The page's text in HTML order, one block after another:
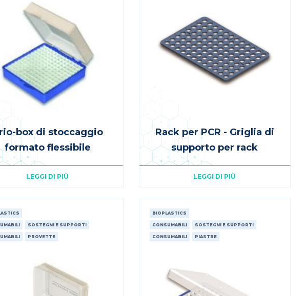
box di stoccaggio
formato flessibile
LEGGI DI PIÙ
Rack per PCR - Griglia di
supporto per rack
LEGGI DI PIÙ
SOSTEGNI E SUPPORTI
PROVETTE
BIOPLASTICS
CONSUMABILI SOSTEGNI E SUPPORTI
CONSUMABILI PIASTRE